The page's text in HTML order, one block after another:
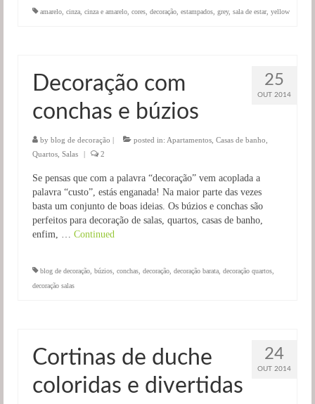
amarelo cinza cinza e amarelo cores decoração estampados grey, sala de estar, yellow
25
OUT 2014
Decoração com
conchas e búzios
by blog de decoração | posted in: Apartamentos Casas de banho
Quartos Salas | 2
Se pensas que com a palavra “decoração” vem acoplada a
palavra “custo”, estás enganada! Na maior parte das vezes
basta um conjunto de boas ideias. Os búzios e conchas são
perfeitos para decoração de salas, quartos, casas de banho,
enfim, … Continued
blog de decoração búzios conchas decoração decoração barata decoração quartos
decoração salas
24
OUT 2014
Cortinas de duche
coloridas e divertidas